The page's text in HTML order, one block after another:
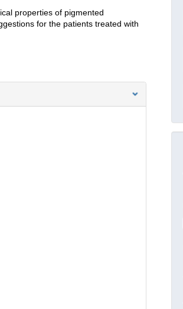
properties of pigmented
for the patients treated with